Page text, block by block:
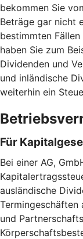
bekommen Sie
Beträge gar nicht
bestimmten
haben Sie zum
Dividenden und
und inländische
weiterhin ein
Für
Bei einer AG,
ausländische
Termingeschäften
und